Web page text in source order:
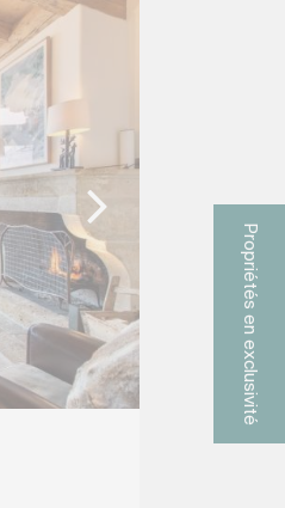
Propriétés en exclusivité